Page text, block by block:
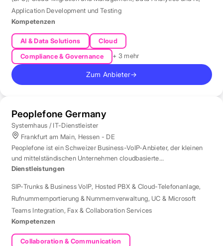
Application Development und Testing
Kompetenzen
AI & Data Solutions
Cloud
Compliance & Governance
+ 3 mehr
Zum Anbieter→
Peoplefone Germany
Systemhaus / IT-Dienstleister
Frankfurt am Main, Hessen - DE
Peoplefone ist ein Schweizer Business-VoIP-Anbieter, der kleinen
und mittelständischen Unternehmen cloudbasierte
Telefonielösungen bietet.
Dienstleistungen
SIP-Trunks & Business VoIP, Hosted PBX & Cloud-Telefonanlage,
Rufnummernportierung & Nummernverwaltung, UC & Microsoft
Teams Integration, Fax & Collaboration Services
Kompetenzen
Collaboration & Communication